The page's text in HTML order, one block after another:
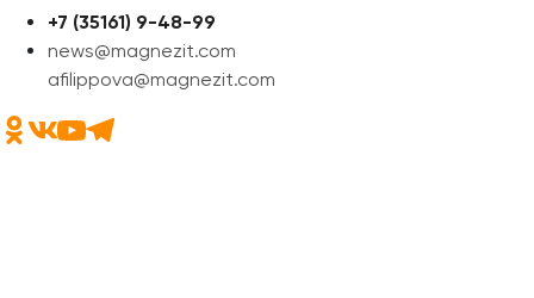
+7 (35161) 9-48-99
news@magnezit.com
afilippova@magnezit.com